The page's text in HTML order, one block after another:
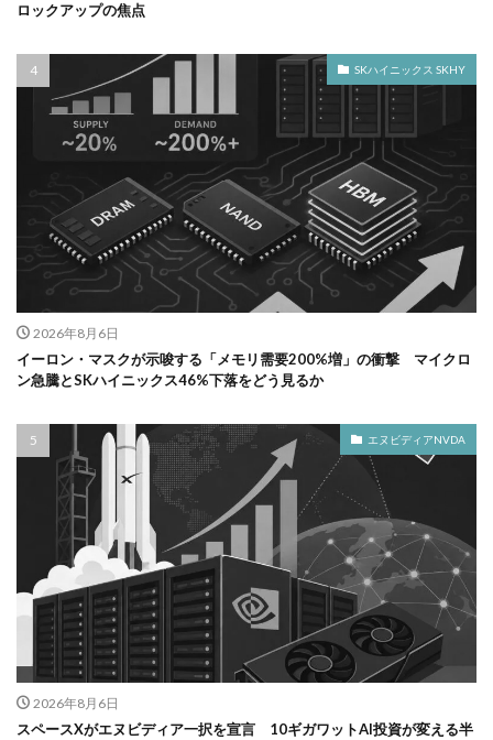
ロックアップの焦点
SKハイニックス SKHY
2026年8月6日
イーロン・マスクが示唆する「メモリ需要200%増」の衝撃 マイクロ
ン急騰とSKハイニックス46%下落をどう見るか
エヌビディアNVDA
2026年8月6日
スペースXがエヌビディア一択を宣言 10ギガワットAI投資が変える半